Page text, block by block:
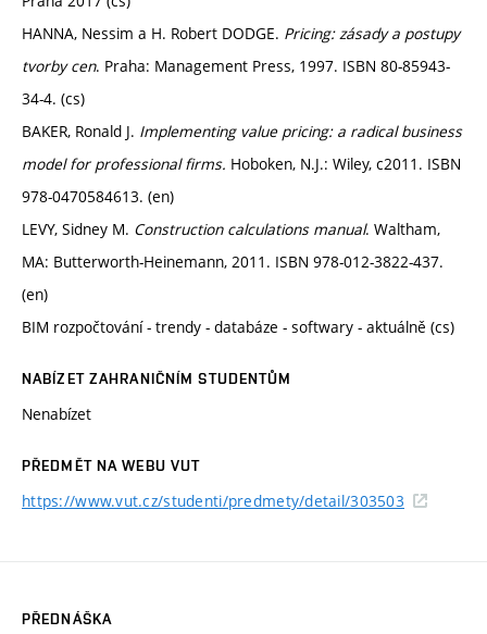
HANNA, Nessim a H. Robert DODGE. Pricing: zásady a postupy
tvorby cen. Praha: Management Press, 1997. ISBN 80-85943-
34-4. (cs)
BAKER, Ronald J. Implementing value pricing: a radical business
model for professional firms. Hoboken, N.J.: Wiley, c2011. ISBN
978-0470584613. (en)
LEVY, Sidney M. Construction calculations manual. Waltham,
MA: Butterworth-Heinemann, 2011. ISBN 978-012-3822-437.
(en)
BIM rozpočtování - trendy - databáze - softwary - aktuálně (cs)
NABÍZET ZAHRANIČNÍM STUDENTŮM
Nenabízet
PŘEDMĚT NA WEBU VUT
https://www.vut.cz/studenti/predmety/detail/303503
PŘEDNÁŠKA